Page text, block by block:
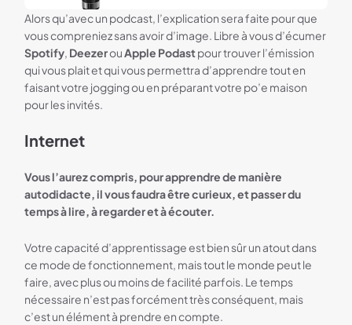
Alors qu’avec un podcast, l’explication sera faite pour que
vous compreniez sans avoir d’image. Libre à vous d’écumer
Spotify, DeezerouApple Podastpour trouver l’émission
qui vous plait et qui vous permettra d’apprendre tout en
faisant votre jogging ou en préparant votre po’e maison
pour les invités.
Internet
Vous l’aurez compris, pour apprendre de manière
autodidacte, il vous faudra être curieux, et passer du
temps à lire, à regarder et à écouter.
Votre capacité d’apprentissage est bien sûr un atout dans
ce mode de fonctionnement, mais tout le monde peut le
faire, avec plus ou moins de facilité parfois. Le temps
nécessaire n’est pas forcément très conséquent, mais
c’est un élément à prendre en compte.